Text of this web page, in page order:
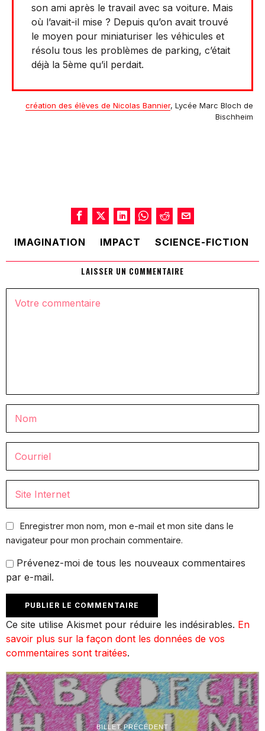
son ami après le travail avec sa voiture. Mais
où l’avait-il mise ? Depuis qu’on avait trouvé
le moyen pour miniaturiser les véhicules et
résolu tous les problèmes de parking, c’était
déjà la 5ème qu’il perdait.
création des élèves de Nicolas Bannier, Lycée Marc Bloch de
Bischheim
IMAGINATION IMPACT SCIENCE-FICTION
LAISSER UN COMMENTAIRE
Enregistrer mon nom, mon e-mail et mon site dans le
navigateur pour mon prochain commentaire.
Prévenez-moi de tous les nouveaux commentaires
par e-mail.
Ce site utilise Akismet pour réduire les indésirables. En
savoir plus sur la façon dont les données de vos
commentaires sont traitées.
BILLET PRÉCÉDENT